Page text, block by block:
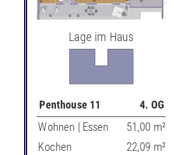
Lage im Haus
Penthouse 11 4. OG
Wohnen | Essen
51,00 m²
Kochen
22,09 m²